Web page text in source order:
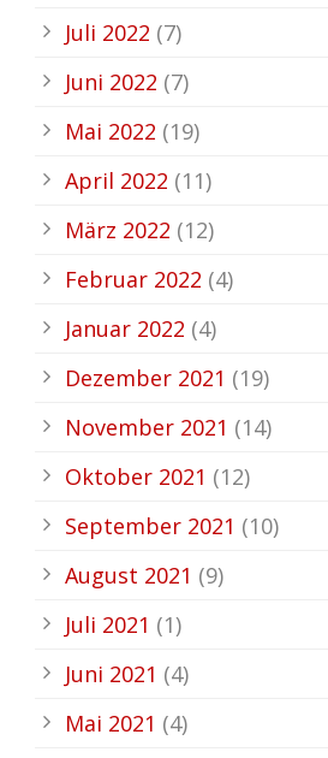
Juli 2022 (7)
Juni 2022 (7)
Mai 2022 (19)
April 2022 (11)
März 2022 (12)
Februar 2022 (4)
Januar 2022 (4)
Dezember 2021 (19)
November 2021 (14)
Oktober 2021 (12)
September 2021 (10)
August 2021 (9)
Juli 2021 (1)
Juni 2021 (4)
Mai 2021 (4)